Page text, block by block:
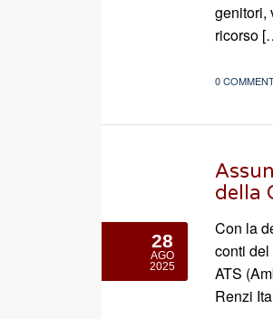
genitori,
ricorso
0
della
28
AGO
2025
Con la
conti
ATS
Renzi